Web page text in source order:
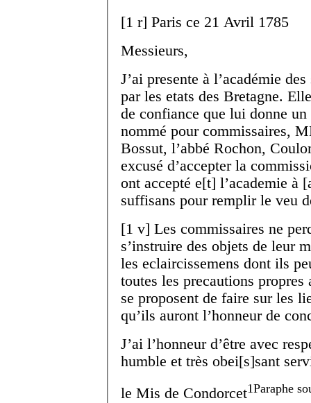
[1 r]
Paris ce 21 Avril 1785
Messieurs,
J’ai presente à l’académie
par les etats des Bretagne.
de confiance que lui donne
nommé pour commissaires,
Bossut, l’abbé Rochon,
excusé d’accepter la
ont accepté e[t] l’academie à
suffisans pour remplir le veu
[1 v] Les commissaires ne
s’instruire des objets de leur
les eclaircissemens dont ils
toutes les precautions
se proposent de faire sur les
qu’ils auront l’honneur de
J’ai l’honneur d’être avec
humble et très obei[s]sant
le Mis de Condorcet1Paraphe